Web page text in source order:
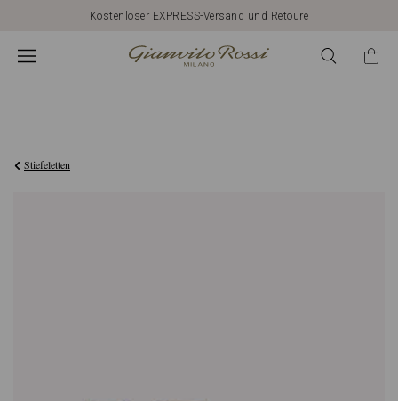
Kostenloser EXPRESS-Versand und Retoure
Stiefeletten